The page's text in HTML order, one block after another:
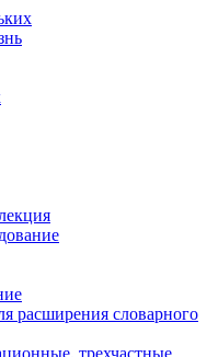
расширения словарного
трехчастные